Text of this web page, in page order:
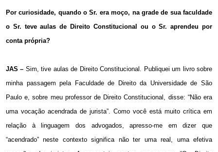
Por curiosidade, quando o Sr. era moço, na grade de sua faculdade
o Sr. teve aulas de Direito Constitucional ou o Sr. aprendeu por
conta própria?
JAS – Sim, tive aulas de Direito Constitucional. Publiquei um livro sobre
minha passagem pela Faculdade de Direito da Universidade de São
Paulo e, sobre meu professor de Direito Constitucional, disse: “Não era
uma vocação acendrada de jurista”. Como você está muito crítica em
relação à linguagem dos advogados, apresso-me em dizer que
“acendrado” neste contexto significa não ter uma real, uma efetiva